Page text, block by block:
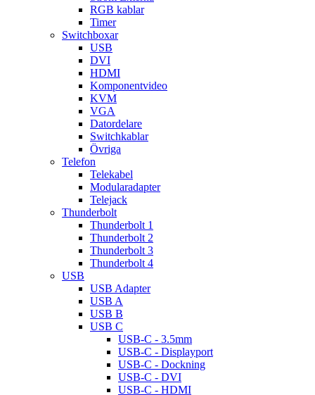
RGB kablar
Timer
Switchboxar
USB
DVI
HDMI
Komponentvideo
KVM
VGA
Datordelare
Switchkablar
Övriga
Telefon
Telekabel
Modularadapter
Telejack
Thunderbolt
Thunderbolt 1
Thunderbolt 2
Thunderbolt 3
Thunderbolt 4
USB
USB Adapter
USB A
USB B
USB C
USB-C - 3.5mm
USB-C - Displayport
USB-C - Dockning
USB-C - DVI
USB-C - HDMI